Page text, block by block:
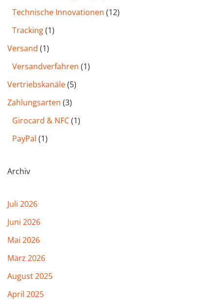
Technische Innovationen (12)
Tracking(1)
Versand (1)
Versandverfahren (1)
Vertriebskanäle(5)
Zahlungsarten (3)
Girocard & NFC(1)
PayPal (1)
Archiv
Juli 2026
Juni 2026
Mai 2026
März 2026
August 2025
April 2025